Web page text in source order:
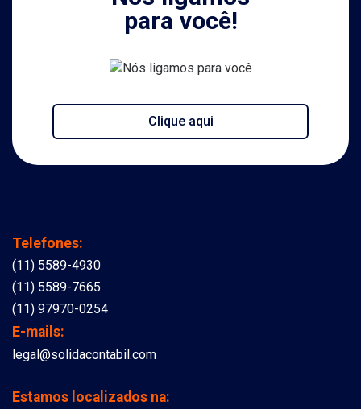
para você!
Clique aqui
Telefones:
(11) 5589-4930
(11) 5589-7665
(11) 97970-0254
E-mails:
legal@solidacontabil.com
Estamos localizados na: